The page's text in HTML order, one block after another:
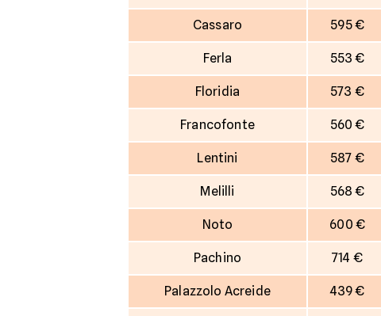
Cassaro 595 €
Ferla 553 €
Floridia 573 €
Francofonte 560 €
Lentini 587 €
Melilli 568 €
Noto 600 €
Pachino 714 €
Palazzolo Acreide 439 €